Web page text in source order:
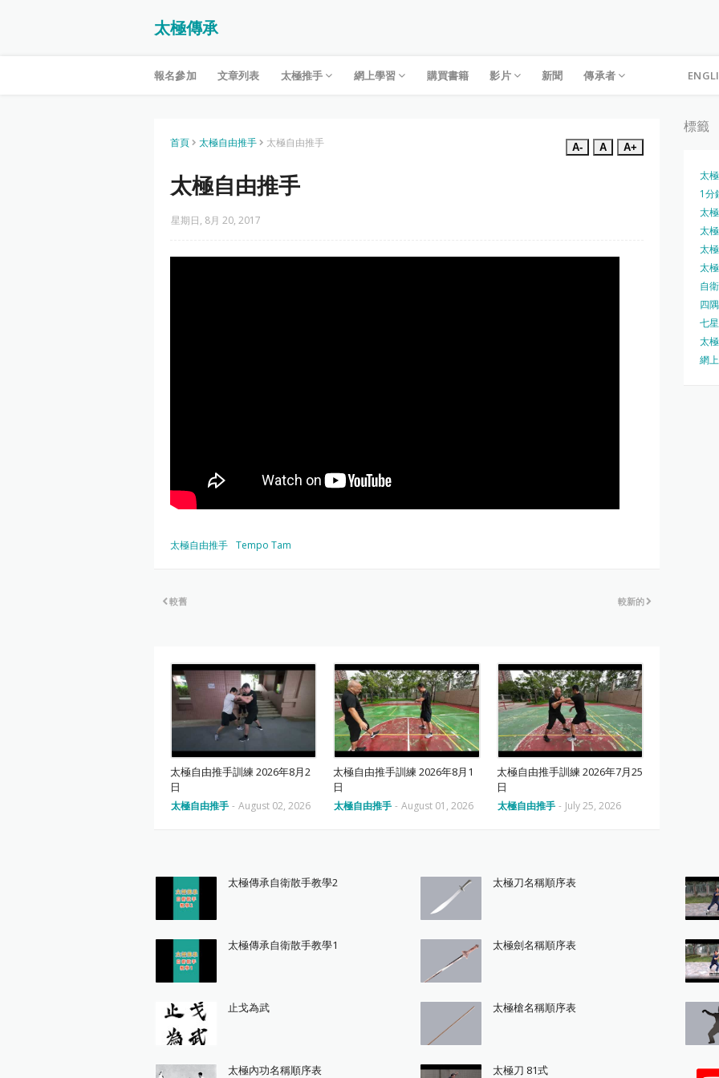
太極傳承
報名參加 文章列表 太極推手 網上學習 購買書籍 影片 新聞 傳承者
首頁 太極自由推手 太極自由推手 A- A A+
太極自由推手
星期日, 8月 20, 2017
太極自由推手 Tempo Tam
較新的
較舊
太極自由推手訓練 2026年8月2
日
太極自由推手 - August 02, 2026
太極自由推手訓練 2026年8月1
日
太極自由推手 - August 01, 2026
太極自由推手訓練 2026年7月25
日
太極自由推手 - July 25, 2026
標籤
太
1分
太
太
太
太
自
四
七
太
網
太極傳承自衛散手教學2
太極傳承自衛散手教學1
止戈為武
太極內功名稱順序表
太極刀名稱順序表
太極劍名稱順序表
太極槍名稱順序表
太極刀 81式